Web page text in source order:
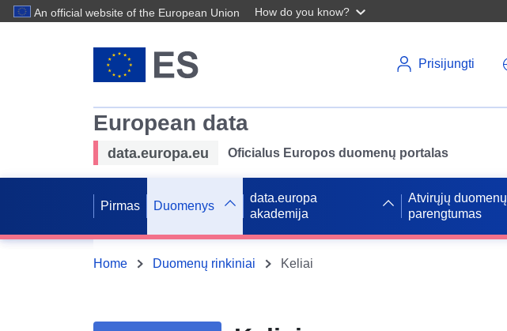
An official website of the European Union How do you know?
Prisijungti
European data
data.europa.eu Oficialus Europos duomenų portalas
Pirmas Duomenys
data.europa
akademija
Atvirųjų duomenų
parengtumas
Home Duomenų rinkiniai Keliai